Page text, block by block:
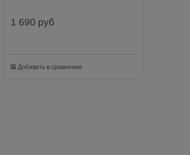
1 690 руб
Добавить в сравнение